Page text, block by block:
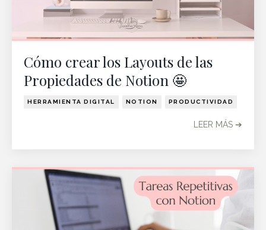
Cómo crear los Layouts de las
Propiedades de Notion 🤩
HERRAMIENTA DIGITAL NOTION PRODUCTIVIDAD
LEER MÁS ➔